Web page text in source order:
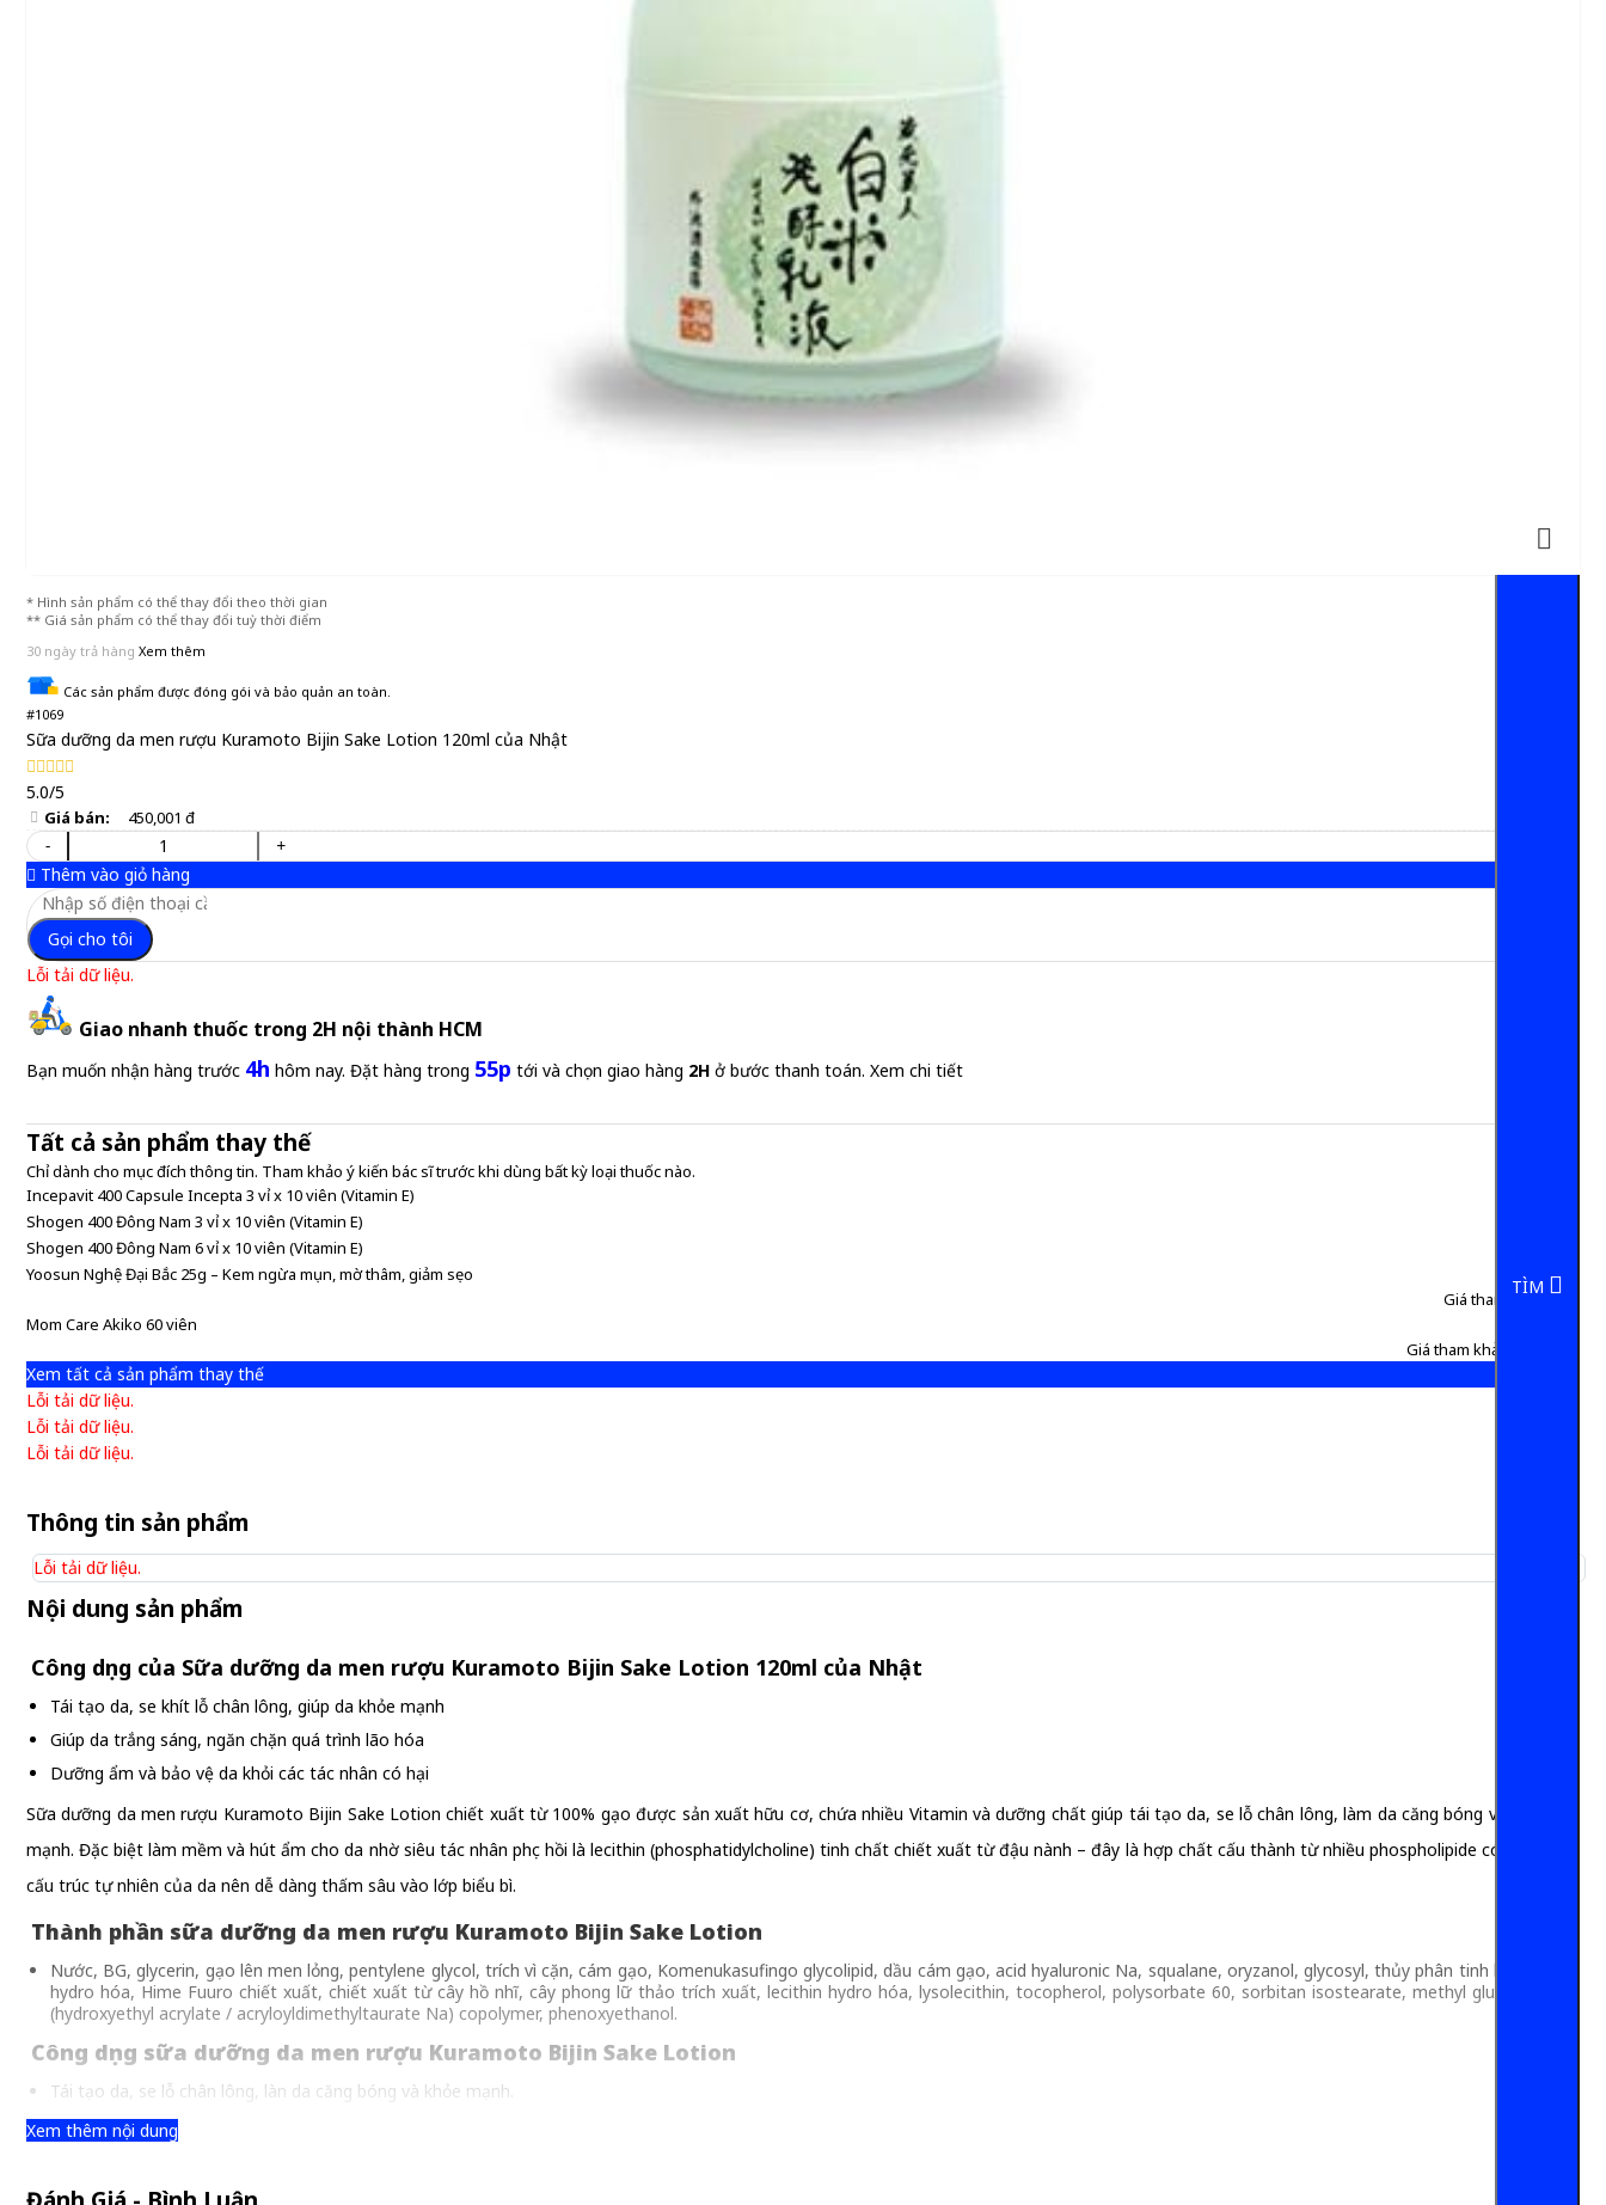
* Hình sản phẩm có thể thay đổi theo thời gian
** Giá sản phẩm có thể thay đổi tuỳ thời điểm
30 ngày trả hàng Xem thêm
Các sản phẩm được đóng gói và bảo quản an toàn.
#1069
Sữa dưỡng da men rượu Kuramoto Bijin Sake Lotion 120ml của Nhật
5.0/5
Giá bán: 450,001 đ
-
+
Thêm vào giỏ hàng
Gọi cho tôi
Lỗi tải dữ liệu.
Giao nhanh thuốc trong 2H nội thành HCM
Bạn muốn nhận hàng trước 4h hôm nay. Đặt hàng trong 55p tới và chọn giao hàng 2H ở bước thanh toán. Xem chi tiết
Tất cả sản phẩm thay thế
Chỉ dành cho mục đích thông tin. Tham khảo ý kiến bác sĩ trước khi dùng bất kỳ loại thuốc nào.
Incepavit 400 Capsule Incepta 3 vỉ x 10 viên (Vitamin E)
Shogen 400 Đông Nam 3 vỉ x 10 viên (Vitamin E)
Shogen 400 Đông Nam 6 vỉ x 10 viên (Vitamin E)
Yoosun Nghệ Đại Bắc 25g – Kem ngừa mụn, mờ thâm, giảm sẹo
Giá tham khảo: 50 đ
Mom Care Akiko 60 viên
Giá tham khảo:
Xem tất cả sản phẩm thay thế
Lỗi tải dữ liệu.
Lỗi tải dữ liệu.
Lỗi tải dữ liệu.
Thông tin sản phẩm
Lỗi tải dữ liệu.
Nội dung sản phẩm
Công dụng của Sữa dưỡng da men rượu Kuramoto Bijin Sake Lotion 120ml của Nhật
Tái tạo da, se khít lỗ chân lông, giúp da khỏe mạnh
Giúp da trắng sáng, ngăn chặn quá trình lão hóa
Dưỡng ẩm và bảo vệ da khỏi các tác nhân có hại
Sữa dưỡng da men rượu Kuramoto Bijin Sake Lotion chiết xuất từ 100% gạo được sản xuất hữu cơ, chứa nhiều Vitamin và dưỡng chất giúp tái tạo da, se lỗ chân lông, làm da căng bóng và khỏe
mạnh. Đặc biệt làm mềm và hút ẩm cho da nhờ siêu tác nhân phục hồi là lecithin (phosphatidylcholine) tinh chất chiết xuất từ đậu nành – đây là hợp chất cấu thành từ nhiều phospholipide có trong
cấu trúc tự nhiên của da nên dễ dàng thấm sâu vào lớp biểu bì.
Thành phần sữa dưỡng da men rượu Kuramoto Bijin Sake Lotion
Nước, BG, glycerin, gạo lên men lỏng, pentylene glycol, trích vì cặn, cám gạo, Komenukasufingo glycolipid, dầu cám gạo, acid hyaluronic Na, squalane, oryzanol, glycosyl, thủy phân tinh bột được
hydro hóa, Hime Fuuro chiết xuất, chiết xuất từ cây hồ nhĩ, cây phong lữ thảo trích xuất, lecithin hydro hóa, lysolecithin, tocopherol, polysorbate 60, sorbitan isostearate, methyl gluceth -10,
(hydroxyethyl acrylate / acryloyldimethyltaurate Na) copolymer, phenoxyethanol.
Công dụng sữa dưỡng da men rượu Kuramoto Bijin Sake Lotion
Tái tạo da, se lỗ chân lông, làn da căng bóng và khỏe mạnh.
Làm mềm và hút ẩm cho da nhờ siêu tác nhân phục hồi là lecithin (phosphatidylcholine) tinh chiết từ đậu nành
Ngăn ngừa tình trạng da khô, thiếu nước và việc hình thành nếp nhăn
Xem thêm nội dung
TÌM